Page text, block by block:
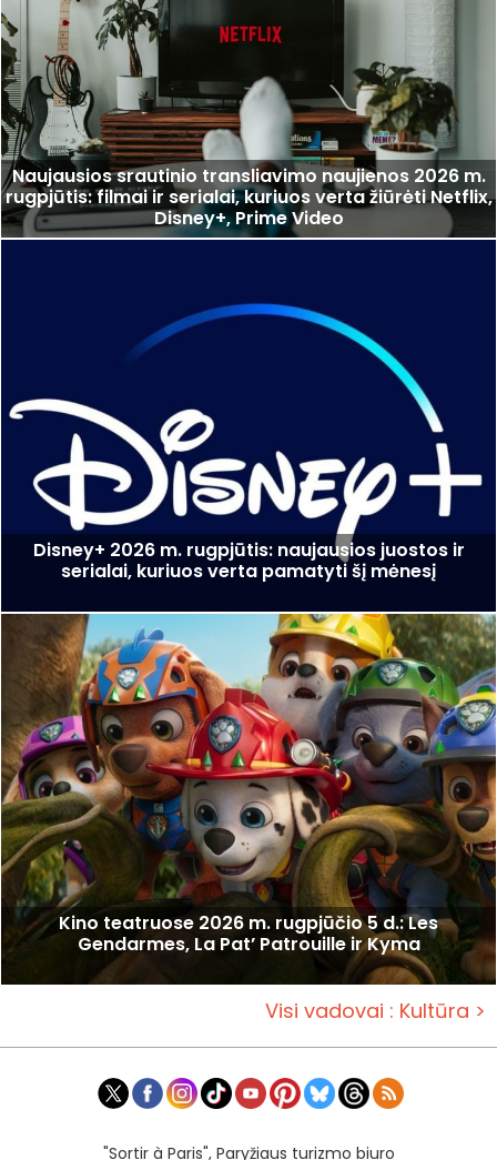
Naujausios srautinio transliavimo naujienos 2026 m.
rugpjūtis: filmai ir serialai, kuriuos verta žiūrėti Netflix,
Disney+, Prime Video
Disney+ 2026 m. rugpjūtis: naujausios juostos ir
serialai, kuriuos verta pamatyti šį mėnesį
Kino teatruose 2026 m. rugpjūčio 5 d.: Les
Gendarmes, La Pat’ Patrouille ir Kyma
Visi vadovai : Kultūra >
"Sortir à Paris", Paryžiaus turizmo biuro